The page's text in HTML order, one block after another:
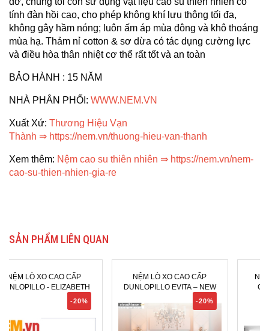
tính đàn hồi cao, cho phép không khí lưu thông tối đa,
không gây hầm nóng; luôn ấm áp mùa đông và khô thoáng
mùa hạ. Thảm nỉ cotton & sơ dừa có tác dụng cường lực
và điều hòa thân nhiệt cơ thể rất tốt và an toàn
BẢO HÀNH : 15 NĂM
NHÀ PHÂN PHỐI: WWW.NEM.VN
Xuất Xứ: Thương Hiệu Vạn
Thành ⇒ https://nem.vn/thuong-hieu-van-thanh
Xem thêm: Nệm cao su thiên nhiên ⇒ https://nem.vn/nem-
cao-su-thien-nhien-gia-re
SẢN PHẨM LIÊN QUAN
NỆM LÒ XO CAO CẤP
DUNLOPILLO EVITA – NEW
NỆM LÒ XO TÚI LIÊN Á -
COCOON GREY LUXE